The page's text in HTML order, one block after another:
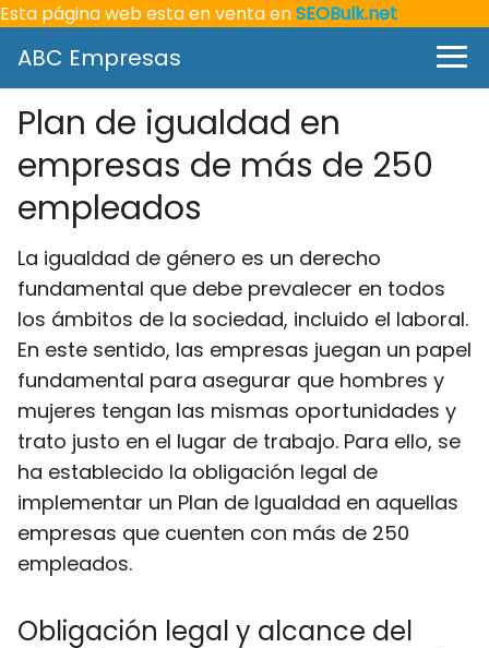
Esta página web esta en venta enSEOBulk.net
ABC Empresas
Plan de igualdad en
empresas de más de 250
empleados
La igualdad de género es un derecho
fundamental que debe prevalecer en todos
los ámbitos de la sociedad, incluido el laboral.
En este sentido, las empresas juegan un papel
fundamental para asegurar que hombres y
mujeres tengan las mismas oportunidades y
trato justo en el lugar de trabajo. Para ello, se
ha establecido la obligación legal de
implementar un Plan de Igualdad en aquellas
empresas que cuenten con más de 250
empleados.
Obligación legal y alcance del